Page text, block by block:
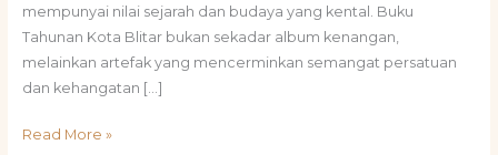
mempunyai nilai sejarah dan budaya yang kental. Buku
Tahunan Kota Blitar bukan sekadar album kenangan,
melainkan artefak yang mencerminkan semangat persatuan
dan kehangatan […]
Read More »